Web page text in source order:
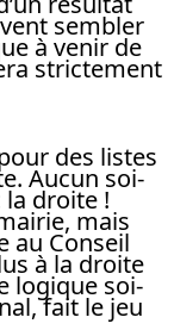
sembler
à venir de
strictement
des listes
Aucun soi-
droite !
mais
au Conseil
à la droite
logique soi-
fait le jeu